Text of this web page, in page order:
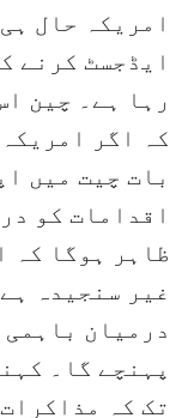
امریکہ حال
ایڈجسٹ کرنے
رہا ہے۔ چین
کہ اگر
بات چیت میں
اقدامات کو
ظاہر ہوگا کہ
غیر سنجیدہ
درمیان
پہنچے گا۔
تک کہ